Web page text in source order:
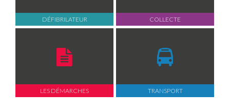
DÉFIBRILATEUR COLLECTE
LES DÉMARCHES TRANSPORT